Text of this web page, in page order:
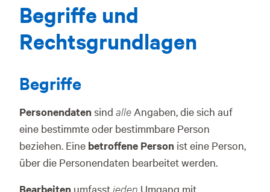
Begriffe und
Rechtsgrundlagen
Begriffe
Personendatensind alle Angaben, die sich auf
eine bestimmte oder bestimmbare Person
beziehen. Eine betroffene Person ist eine Person,
über die Personendaten bearbeitet werden.
Bearbeiten umfasstjeden Umgang mit